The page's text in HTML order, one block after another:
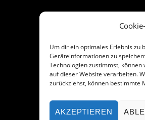
Um dir ein optimales Erlebnis zu
Geräteinformationen zu
Technologien zustimmst,
auf dieser Website verarbeiten.
zurückziehst, können bestimmte
AKZEPTIEREN